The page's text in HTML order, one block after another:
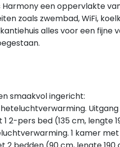
een oppervlakte van
zoals zwembad, WiFi,
alles voor een fijne
smaakvol ingericht:
2-pers bed (135 cm, lengte
1 kamer met